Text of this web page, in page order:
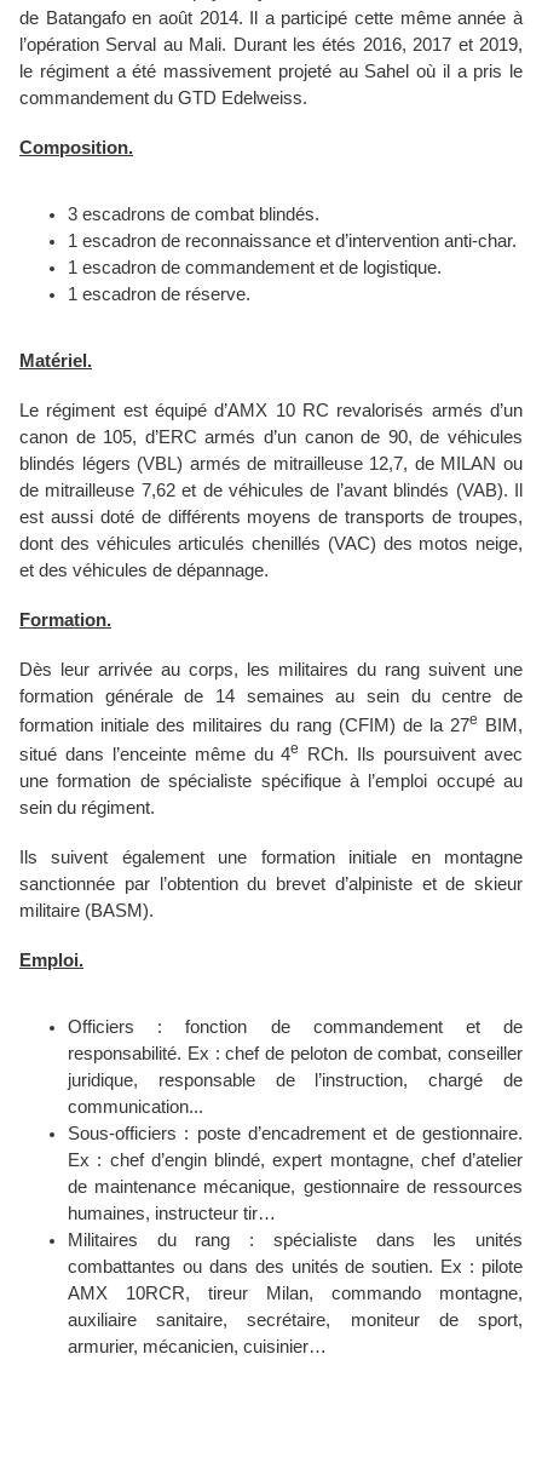
de Batangafo en août 2014. Il a participé cette même année à
l’opération Serval au Mali. Durant les étés 2016, 2017 et 2019,
le régiment a été massivement projeté au Sahel où il a pris le
commandement du GTD Edelweiss.
Composition.
3 escadrons de combat blindés.
1 escadron de reconnaissance et d’intervention anti-char.
1 escadron de commandement et de logistique.
1 escadron de réserve.
Matériel.
Le régiment est équipé d’AMX 10 RC revalorisés armés d’un
canon de 105, d’ERC armés d’un canon de 90, de véhicules
blindés légers (VBL) armés de mitrailleuse 12,7, de MILAN ou
de mitrailleuse 7,62 et de véhicules de l’avant blindés (VAB). Il
est aussi doté de différents moyens de transports de troupes,
dont des véhicules articulés chenillés (VAC) des motos neige,
et des véhicules de dépannage.
Formation.
Dès leur arrivée au corps, les militaires du rang suivent une
formation générale
de 14 semaines au sein du
centre de
formation initiale des militaires du rang (CFIM) de la 27e
BIM,
situé dans l’enceinte même du 4e
RCh. Ils poursuivent avec
une formation de spécialiste spécifique à l’emploi occupé au
sein du régiment.
Ils suivent également une formation initiale en montagne
sanctionnée par l’obtention du brevet d’alpiniste et de skieur
militaire (BASM).
Emploi.
Officiers : fonction de commandement et de
responsabilité. Ex : chef de peloton de combat, conseiller
juridique, responsable de l’instruction, chargé de
communication...
Sous-officiers : poste d’encadrement et de gestionnaire.
Ex : chef d’engin blindé, expert montagne, chef d’atelier
de maintenance mécanique, gestionnaire de ressources
humaines, instructeur tir…
Militaires du rang : spécialiste dans les unités
combattantes ou dans des unités de soutien. Ex : pilote
AMX 10RCR, tireur Milan, commando montagne,
auxiliaire sanitaire, secrétaire, moniteur de sport,
armurier, mécanicien, cuisinier…